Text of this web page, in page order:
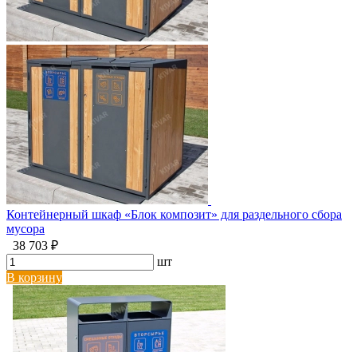
Контейнерный шкаф «Блок композит» для раздельного сбора
мусора
38 703 ₽
шт
В корзину